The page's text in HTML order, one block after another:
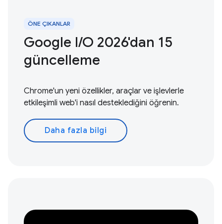
ÖNE ÇIKANLAR
Google I / O 2026'dan 15
güncelleme
Chrome'un yeni özellikler, araçlar ve işlevlerle
etkileşimli web'i nasıl desteklediğini öğrenin.
Daha fazla bilgi